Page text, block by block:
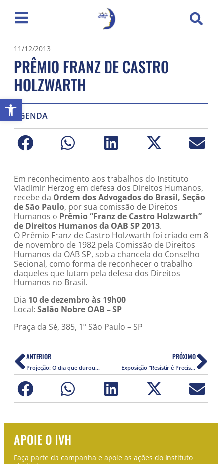
Abrir a barra de ferramentas
11/12/2013
PRÊMIO FRANZ DE CASTRO
HOLZWARTH
AGENDA
Em reconhecimento aos trabalhos do Instituto
Vladimir Herzog em defesa dos Direitos Humanos,
recebe da Ordem dos Advogados do Brasil, Seção
de São Paulo, por sua comissão de Direitos
Humanos o Prêmio “Franz de Castro Holzwarth”
de Direitos Humanos da OAB SP 2013.
O Prêmio Franz de Castro Holzwarth foi criado em 8
de novembro de 1982 pela Comissão de Direitos
Humanos da OAB SP, sob a chancela do Conselho
Secional, como forma de reconhecer o trabalho
daqueles que lutam pela defesa dos Direitos
Humanos no Brasil.
Dia 10 de dezembro às 19h00
Local: Salão Nobre OAB – SP
Praça da Sé, 385, 1º São Paulo – SP
ANTERIOR
Projeção: O dia que durou 21 anos (2012)
PRÓXIMO
Exposição “Resistir é Preciso”
APOIE O IVH
Faça parte da campanha e apoie as ações do Instituto